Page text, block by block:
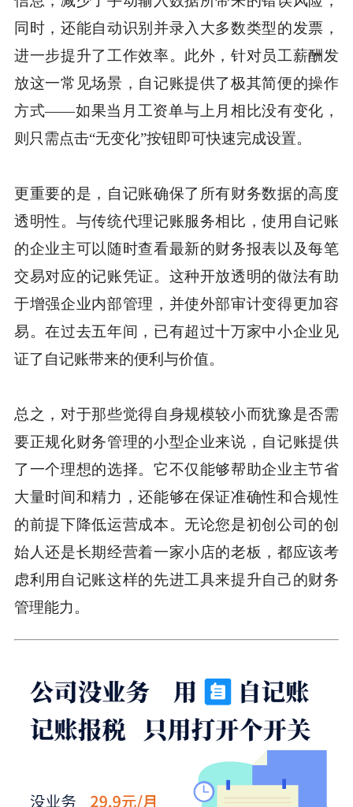
同时，还能自动识别并录入大多数类型的发票，
进一步提升了工作效率。此外，针对员工薪酬发
放这一常见场景，自记账提供了极其简便的操作
方式——如果当月工资单与上月相比没有变化，
则只需点击“无变化”按钮即可快速完成设置。
更重要的是，自记账确保了所有财务数据的高度
透明性。与传统代理记账服务相比，使用自记账
的企业主可以随时查看最新的财务报表以及每笔
交易对应的记账凭证。这种开放透明的做法有助
于增强企业内部管理，并使外部审计变得更加容
易。在过去五年间，已有超过十万家中小企业见
证了自记账带来的便利与价值。
总之，对于那些觉得自身规模较小而犹豫是否需
要正规化财务管理的小型企业来说，自记账提供
了一个理想的选择。它不仅能够帮助企业主节省
大量时间和精力，还能够在保证准确性和合规性
的前提下降低运营成本。无论您是初创公司的创
始人还是长期经营着一家小店的老板，都应该考
虑利用自记账这样的先进工具来提升自己的财务
管理能力。